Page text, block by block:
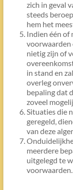
zich in geval
steeds
hem het
Indien één of
voorwaarden
nietig zijn of
in stand en
overleg
bepaling dat
zoveel
Situaties die
geregeld,
van deze
meerdere
uitgelegd te
voorwaarden.